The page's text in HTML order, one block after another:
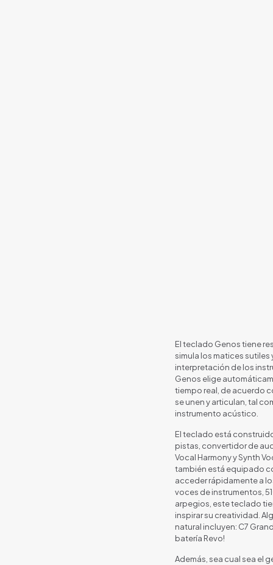
El teclado Genos tiene
simula los matices
interpretación de los
Genos elige
tiempo real, de acuerdo
se unen y articulan, tal
instrumento acústico.
El teclado está
pistas, convertidor de
Vocal Harmony y Synth
también está equipado
acceder rápidamente a
voces de instrumentos,
arpegios, este teclado
inspirar su creatividad.
natural incluyen: C7
batería Revo!
Además, sea cual sea el